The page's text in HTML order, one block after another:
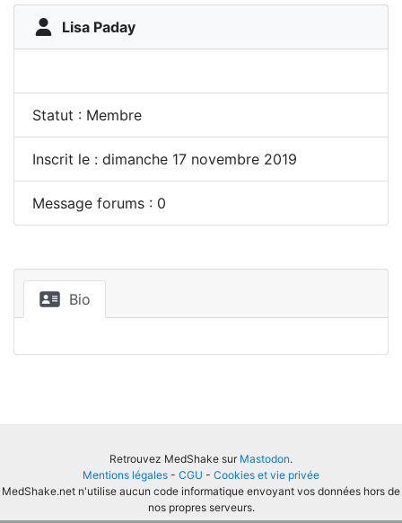
Lisa Paday
Statut : Membre
Inscrit le : dimanche 17 novembre 2019
Message forums : 0
Bio
Retrouvez MedShake sur Mastodon.
Mentions légales - CGU - Cookies et vie privée
MedShake.net n'utilise aucun code informatique envoyant vos données hors de
nos propres serveurs.